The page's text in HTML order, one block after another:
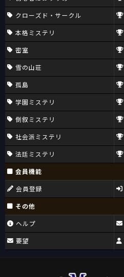
クローズド・サークル
本格ミステリ
密室
雪の山荘
孤島
学園ミステリ
倒叙ミステリ
社会派ミステリ
法廷ミステリ
会員機能
会員登録
その他
ヘルプ
要望